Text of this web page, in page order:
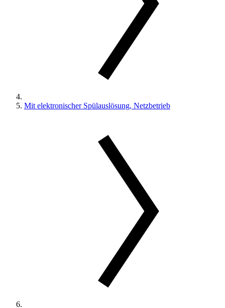
Mit elektronischer Spülauslösung, Netzbetrieb